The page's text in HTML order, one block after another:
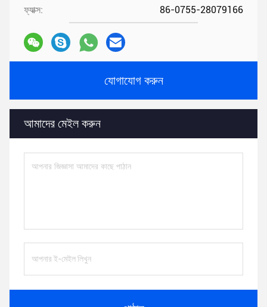
ফ্যাক্স: 86-0755-28079166
যোগাযোগ করুন
আমাদের মেইল ​​করুন